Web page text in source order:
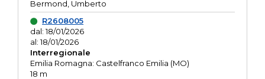
Bermond, Umberto
R2608005
dal: 18/01/2026
al: 18/01/2026
Interregionale
Emilia Romagna: Castelfranco Emilia (MO)
18 m